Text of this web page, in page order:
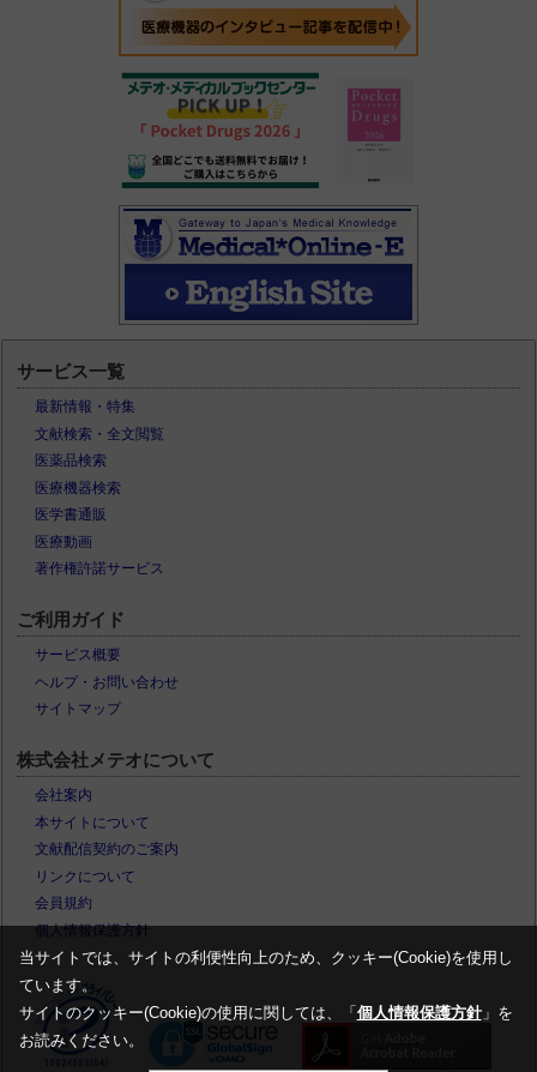
サービス一覧
最新情報・特集
文献検索・全文閲覧
医薬品検索
医療機器検索
医学書通販
医療動画
著作権許諾サービス
ご利用ガイド
サービス概要
ヘルプ・お問い合わせ
サイトマップ
株式会社メテオについて
会社案内
本サイトについて
文献配信契約のご案内
リンクについて
会員規約
個人情報保護方針
当サイトでは、サイトの利便性向上のため、クッキー(Cookie)を使用し
ています。
サイトのクッキー(Cookie)の使用に関しては、「 個人情報保護方針」を
お読みください。